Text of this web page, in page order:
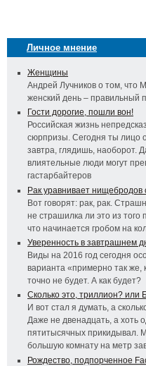
Личное мнение
Женщины
Андрей Лучников о том, что
женский день – правильный
Гости дорогие, пошли вон!
Российская жизнь
сюрпризы. Сегодня ты лицо
завтра, глядишь, наоборот.
влиятельные люди могут
гастарбайтеров
Рак уравнивает нищебродов
Вот говорят: рак, рак.
не страшилка ли это из того
что начинается гробом на
Уверенность в завтрашнем
Виды на 2016 год сегодня
варианта «примерно так же,
точно не будет. А как будет?
Сколько это, триллион? или
И вот стал я думать, а
Даже не двенадцать, а хоть
пятитысячных прикидывал.
большую комнату на метр
Рождество, подпорченное